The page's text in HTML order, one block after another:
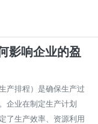
影响企业的盈
产排程）是确保生产过
企业在制定生产计划
了生产效率、资源利用